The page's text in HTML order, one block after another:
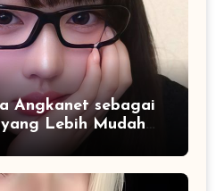
Angkanet sebagai
Lebih Mudah